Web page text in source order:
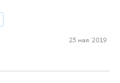
23 мая 2019